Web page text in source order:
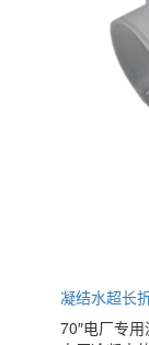
凝结水超长
70″电厂专